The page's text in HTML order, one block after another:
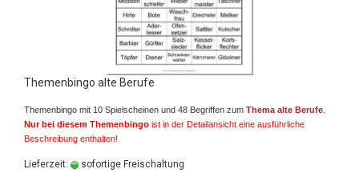
Themenbingo alte Berufe
Themenbingo mit 10 Spielscheinen und 48 Begriffen zum Thema alte Berufe
Nur bei diesem Themenbingo ist in der Detailansicht eine ausführliche
Beschreibung enthalten!
Lieferzeit: sofortige Freischaltung